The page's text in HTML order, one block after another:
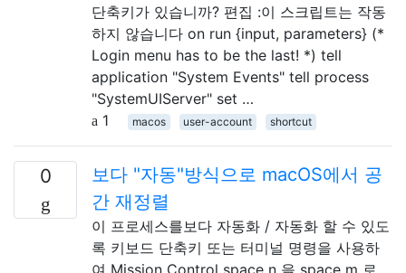
단축키가 있습니까? 편집 :이 스크립트는 작동
하지 않습니다 on run {input, parameters} (*
Login menu has to be the last! *) tell
application "System Events" tell process
"SystemUIServer" set …
1
macos user-account shortcut
0
보다 "자동"방식으로 macOS에서 공
간 재정렬
이 프로세스를보다 자동화 / 자동화 할 수 있도
록 키보드 단축키 또는 터미널 명령을 사용하
여 Mission Control space n 을 space m 로